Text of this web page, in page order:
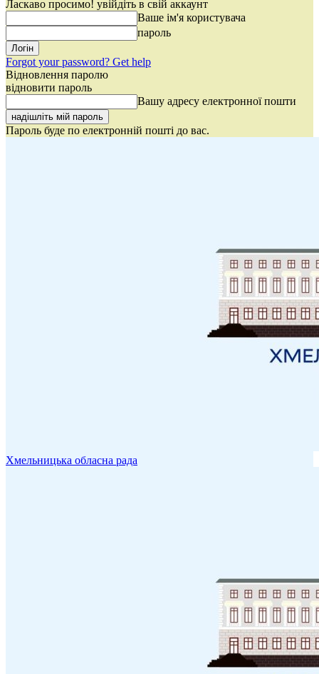
Ласкаво просимо! увійдіть в свій аккаунт
Ваше ім'я користувача
пароль
Forgot your password? Get help
Відновлення паролю
відновити пароль
Вашу адресу електронної пошти
Пароль буде по електронній пошті до вас.
Хмельницька обласна рада